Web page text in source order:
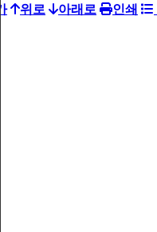
위로 아래로 인쇄